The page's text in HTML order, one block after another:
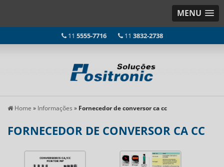
MENU
11 5555-7716 11 3832-2738
Home » Informações » Fornecedor de conversor ca cc
FORNECEDOR DE CONVERSOR CA CC